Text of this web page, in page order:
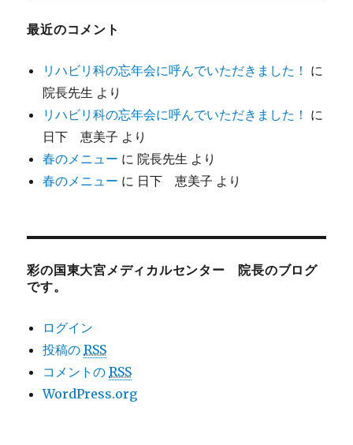
最近のコメント
リハビリ科の忘年会に呼んでいただきました！ に
院長先生 より
リハビリ科の忘年会に呼んでいただきました！ に
日下 恵美子 より
春のメニュー に 院長先生 より
春のメニュー に 日下 恵美子 より
彩の国東大宮メディカルセンター 院長のブログ
です。
ログイン
投稿のRSS
コメントのRSS
WordPress.org